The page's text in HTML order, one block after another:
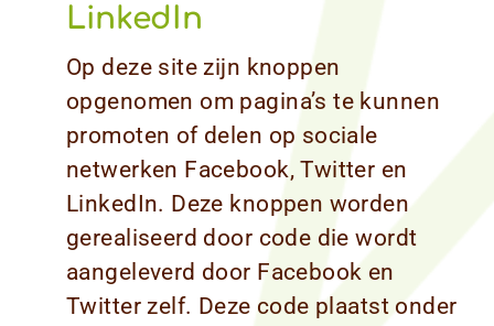
LinkedIn
Op deze site zijn knoppen
opgenomen om pagina’s te kunnen
promoten of delen op sociale
netwerken Facebook, Twitter en
LinkedIn. Deze knoppen worden
gerealiseerd door code die wordt
aangeleverd door Facebook en
Twitter zelf. Deze code plaatst onder